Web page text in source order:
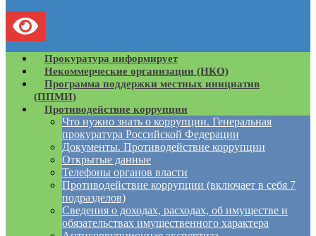
Прокуратура информирует
Некоммерческие организации (НКО)
Программа поддержки местных инициатив
(ППМИ)
Противодействие коррупции
Что нужно знать о коррупции. Генеральная
прокуратура Российской Федерации
Документы. Противодействие коррупции
Открытые данные
Телефоны органов власти
Противодействие коррупции (включает в себя 7
подразделов)
Сведения о доходах, расходах, об имуществе и
обязательствах имущественного характера